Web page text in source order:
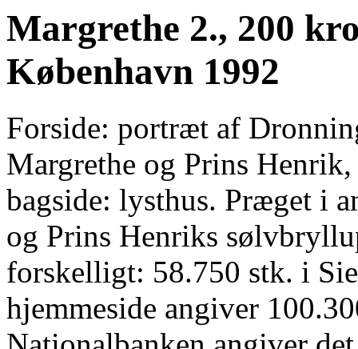
Margrethe 2., 200
København 1992
Forside: portræt af
Margrethe og Prins Henrik,
bagside: lysthus. Præget i
og Prins Henriks
forskelligt: 58.750 stk. i
hjemmeside angiver